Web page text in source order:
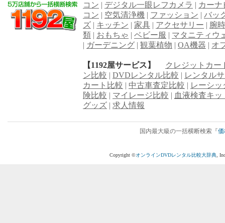
コン | デジタル一眼レフカメラ | カーナ
コン | 空気清浄機 | ファッション | バッ
ズ | キッチン | 家具 | アクセサリー | 腕
類 | おもちゃ | ベビー服 | マタニティウ
| ガーデニング | 観葉植物 | OA機器 | オ
【1192屋サービス】
クレジットカー
ン比較 | DVDレンタル比較 | レンタル
カート比較 | 中古車査定比較 | レーシッ
険比較 | マイレージ比較 | 血液検査キッ
グッズ | 求人情報
国内最大級の一括横断検索『価
Copyright ©オンラインDVDレンタル比較大辞典,